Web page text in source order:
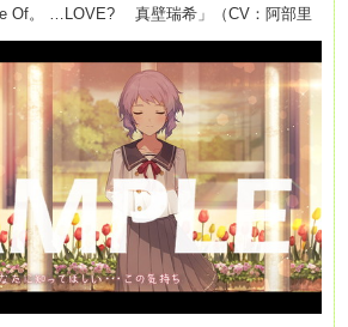
Of。 …LOVE? 真壁瑞希」（CV：阿部里